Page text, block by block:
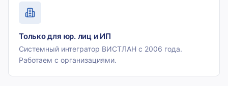
Только для юр. лиц и ИП
Системный интегратор ВИСТЛАН с 2006 года.
Работаем с организациями.